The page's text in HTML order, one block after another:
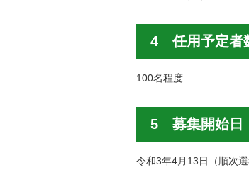
4 任用予定者
100名程度
5 募集開始日
令和3年4月13日（順次選